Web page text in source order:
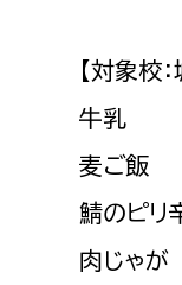
【対象校
牛乳
麦ご飯
鯖のピリ
肉じゃが